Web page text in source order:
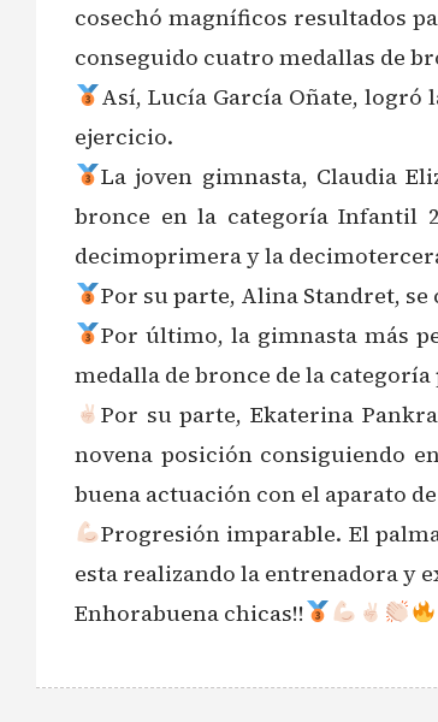
cosechó magníficos resultados
conseguido cuatro medallas de
Así, Lucía García Oñate, logró
ejercicio.
La joven gimnasta, Claudia
bronce en la categoría Infantil
decimoprimera y la
Por su parte, Alina Standret,
Por último, la gimnasta más
medalla de bronce de la
Por su parte, Ekaterina
novena posición consiguiendo
buena actuación con el aparato
Progresión imparable. El
esta realizando la entrenadora y
Enhorabuena chicas!!